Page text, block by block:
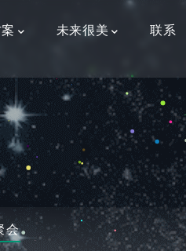
未来很美 联系
会